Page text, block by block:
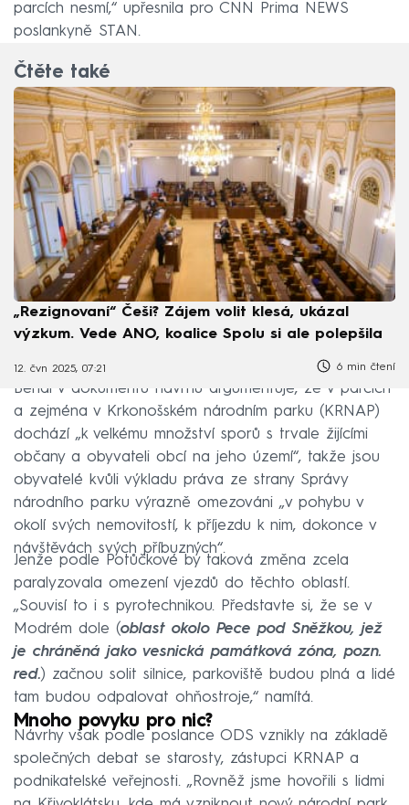
parcích nesmí,“ upřesnila pro CNN Prima NEWS
poslankyně STAN.
Čtěte také
„Rezignovaní“ Češi? Zájem volit klesá, ukázal
výzkum. Vede ANO, koalice Spolu si ale polepšila
12. čvn 2025, 07:21 6 min čtení
Bendl v dokumentu návrhu argumentuje, že v parcích
a zejména v Krkonošském národním parku (KRNAP)
dochází „k velkému množství sporů s trvale žijícími
občany a obyvateli obcí na jeho území“, takže jsou
obyvatelé kvůli výkladu práva ze strany Správy
národního parku výrazně omezováni „v pohybu v
okolí svých nemovitostí, k příjezdu k nim, dokonce v
návštěvách svých příbuzných“.
Jenže podle Potůčkové by taková změna zcela
paralyzovala omezení vjezdů do těchto oblastí.
„Souvisí to i s pyrotechnikou. Představte si, že se v
Modrém dole (oblast okolo Pece pod Sněžkou, jež
je chráněná jako vesnická památková zóna, pozn.
red.) začnou solit silnice, parkoviště budou plná a lidé
tam budou odpalovat ohňostroje,“ namítá.
Mnoho povyku pro nic?
Návrhy však podle poslance ODS vznikly na základě
společných debat se starosty, zástupci KRNAP a
podnikatelské veřejnosti. „Rovněž jsme hovořili s lidmi